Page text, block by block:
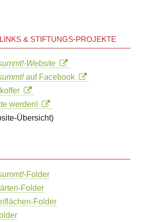
& STIFTUNGS-PROJEKTE
Website
auf Facebook
werden!
Übersicht)
-Folder
Folder
Folder